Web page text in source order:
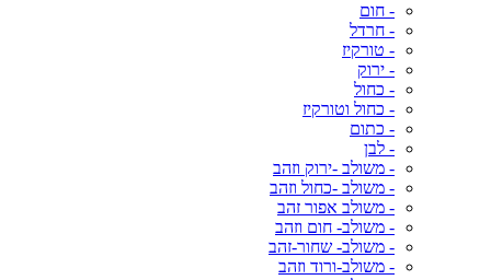
- חום
- חרדל
- טורקיז
- ירוק
- כחול
- כחול וטורקיז
- כתום
- לבן
- משולב -ירוק וזהב
- משולב -כחול וזהב
- משולב אפור זהב
- משולב- חום וזהב
- משולב- שחור-זהב
- משולב-ורוד וזהב